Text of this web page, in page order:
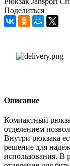
Поделиться
Описание
Компактный
отделением
Внутри рюкзака
решение для
использования. В